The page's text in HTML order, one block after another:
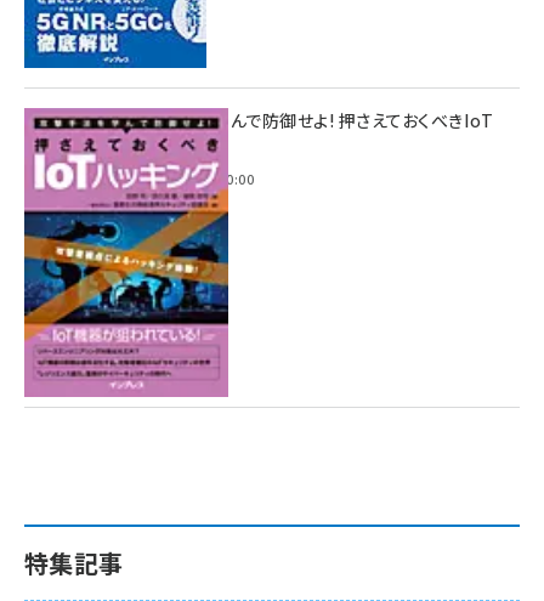
攻撃手法を学んで防御せよ! 押さえておくべきIoT
ハッキング
2022年6月14日 0:00
特集記事